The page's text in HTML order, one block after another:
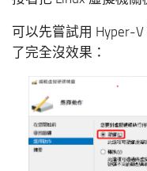
可以先嘗試用 Hyper-
了完全沒效果：